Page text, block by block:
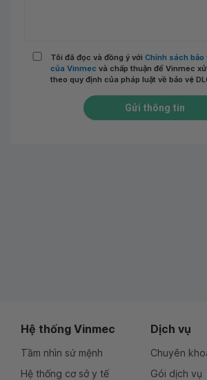
Tôi đã đọc và đồng ý với Chính sách bảo
của Vinmec và chấp thuận để Vinmec
theo quy định của pháp luật về bảo vệ
Gửi thông tin
Hệ thống Vinmec
Tầm nhìn sứ mệnh
Hệ thống cơ sở y tế
Dịch vụ
Chuyên
Gói dịch vụ